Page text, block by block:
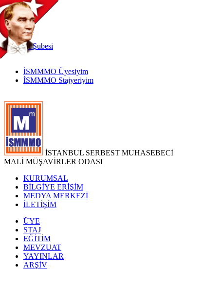
TR
|
EN
İnternetŞubesi
İSMMMO Üyesiyim
İSMMMO Stajyeriyim
İSTANBUL SERBEST MUHASEBECİ
MALİ MÜŞAVİRLER ODASI
KURUMSAL
BİLGİYE ERİŞİM
MEDYA MERKEZİ
İLETİŞİM
ÜYE
STAJ
EĞİTİM
MEVZUAT
YAYINLAR
ARŞİV